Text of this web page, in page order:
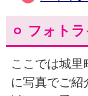
フォト
ここでは城里
に写真でご紹